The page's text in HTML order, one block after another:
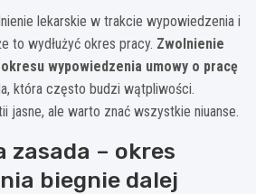
lekarskie w trakcie wypowiedzenia i
to wydłużyć okres pracy. Zwolnienie
wypowiedzenia umowy o pracę
która często budzi wątpliwości.
jasne, ale warto znać wszystkie niuanse.
zasada – okres
biegnie dalej